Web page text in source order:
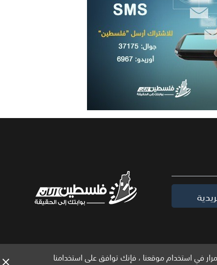
في استخدام موقعنا ، فإنك توافق على استخدامنا